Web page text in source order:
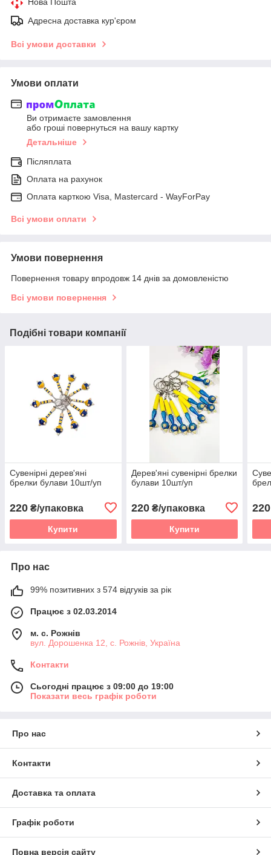
Адресна доставка кур'єром
Всі умови доставки
Умови оплати
Ви отримаєте замовлення
або гроші повернуться на вашу картку
Детальніше
Післяплата
Оплата на рахунок
Оплата карткою Visa, Mastercard - WayForPay
Всі умови оплати
Умови повернення
Повернення товару впродовж 14 днів за домовленістю
Всі умови повернення
Подібні товари компанії
Сувенірні дерев'яні
брелки булави 10шт/уп
220 ₴/упаковка
Купити
Дерев'яні сувенірні брелки
булави 10шт/уп
220₴/упаковка
Купити
220
Про нас
99% позитивних з 574 відгуків за рік
Працює з 02.03.2014
м. с. Рожнів
вул. Дорошенка 12, с. Рожнів, Україна
Контакти
Сьогодні працює з 09:00 до 19:00
Показати весь графік роботи
Про нас
Контакти
Доставка та оплата
Графік роботи
Повна версія сайту